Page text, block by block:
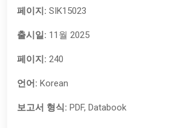
페이지: SIK15023
출시일: 11월 2025
페이지: 240
언어: Korean
보고서 형식: PDF, Databook